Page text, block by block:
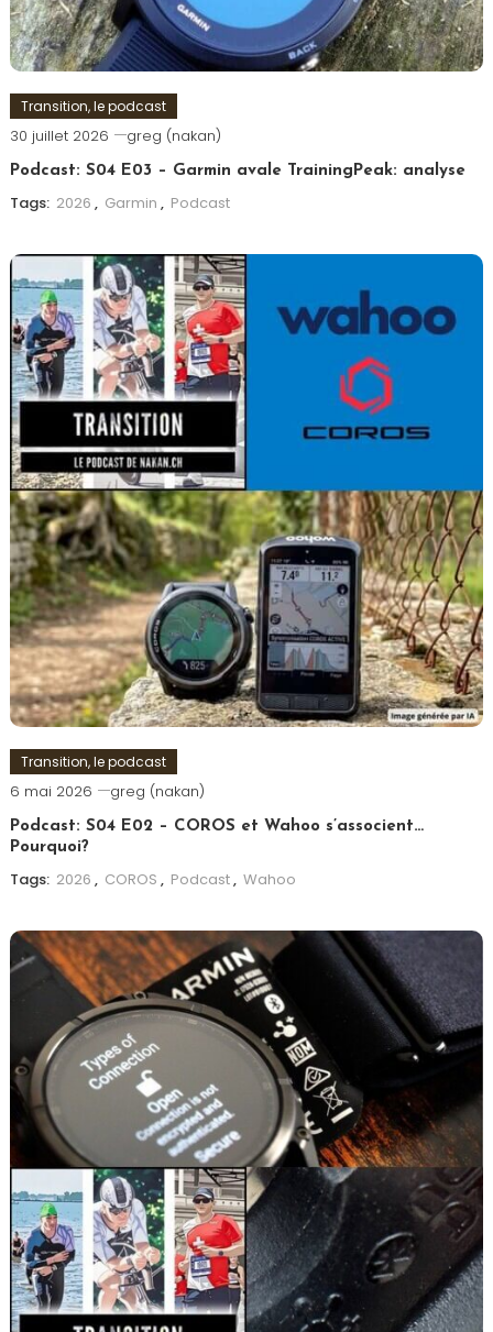
Transition, le podcast
30 juillet 2026 greg (nakan)
Podcast: S04 E03 – Garmin avale TrainingPeak: analyse
Tags: 2026 , Garmin , Podcast
Transition, le podcast
6 mai 2026 greg (nakan)
Podcast: S04 E02 – COROS et Wahoo s’associent…
Pourquoi?
Tags: 2026 , COROS , Podcast, Wahoo